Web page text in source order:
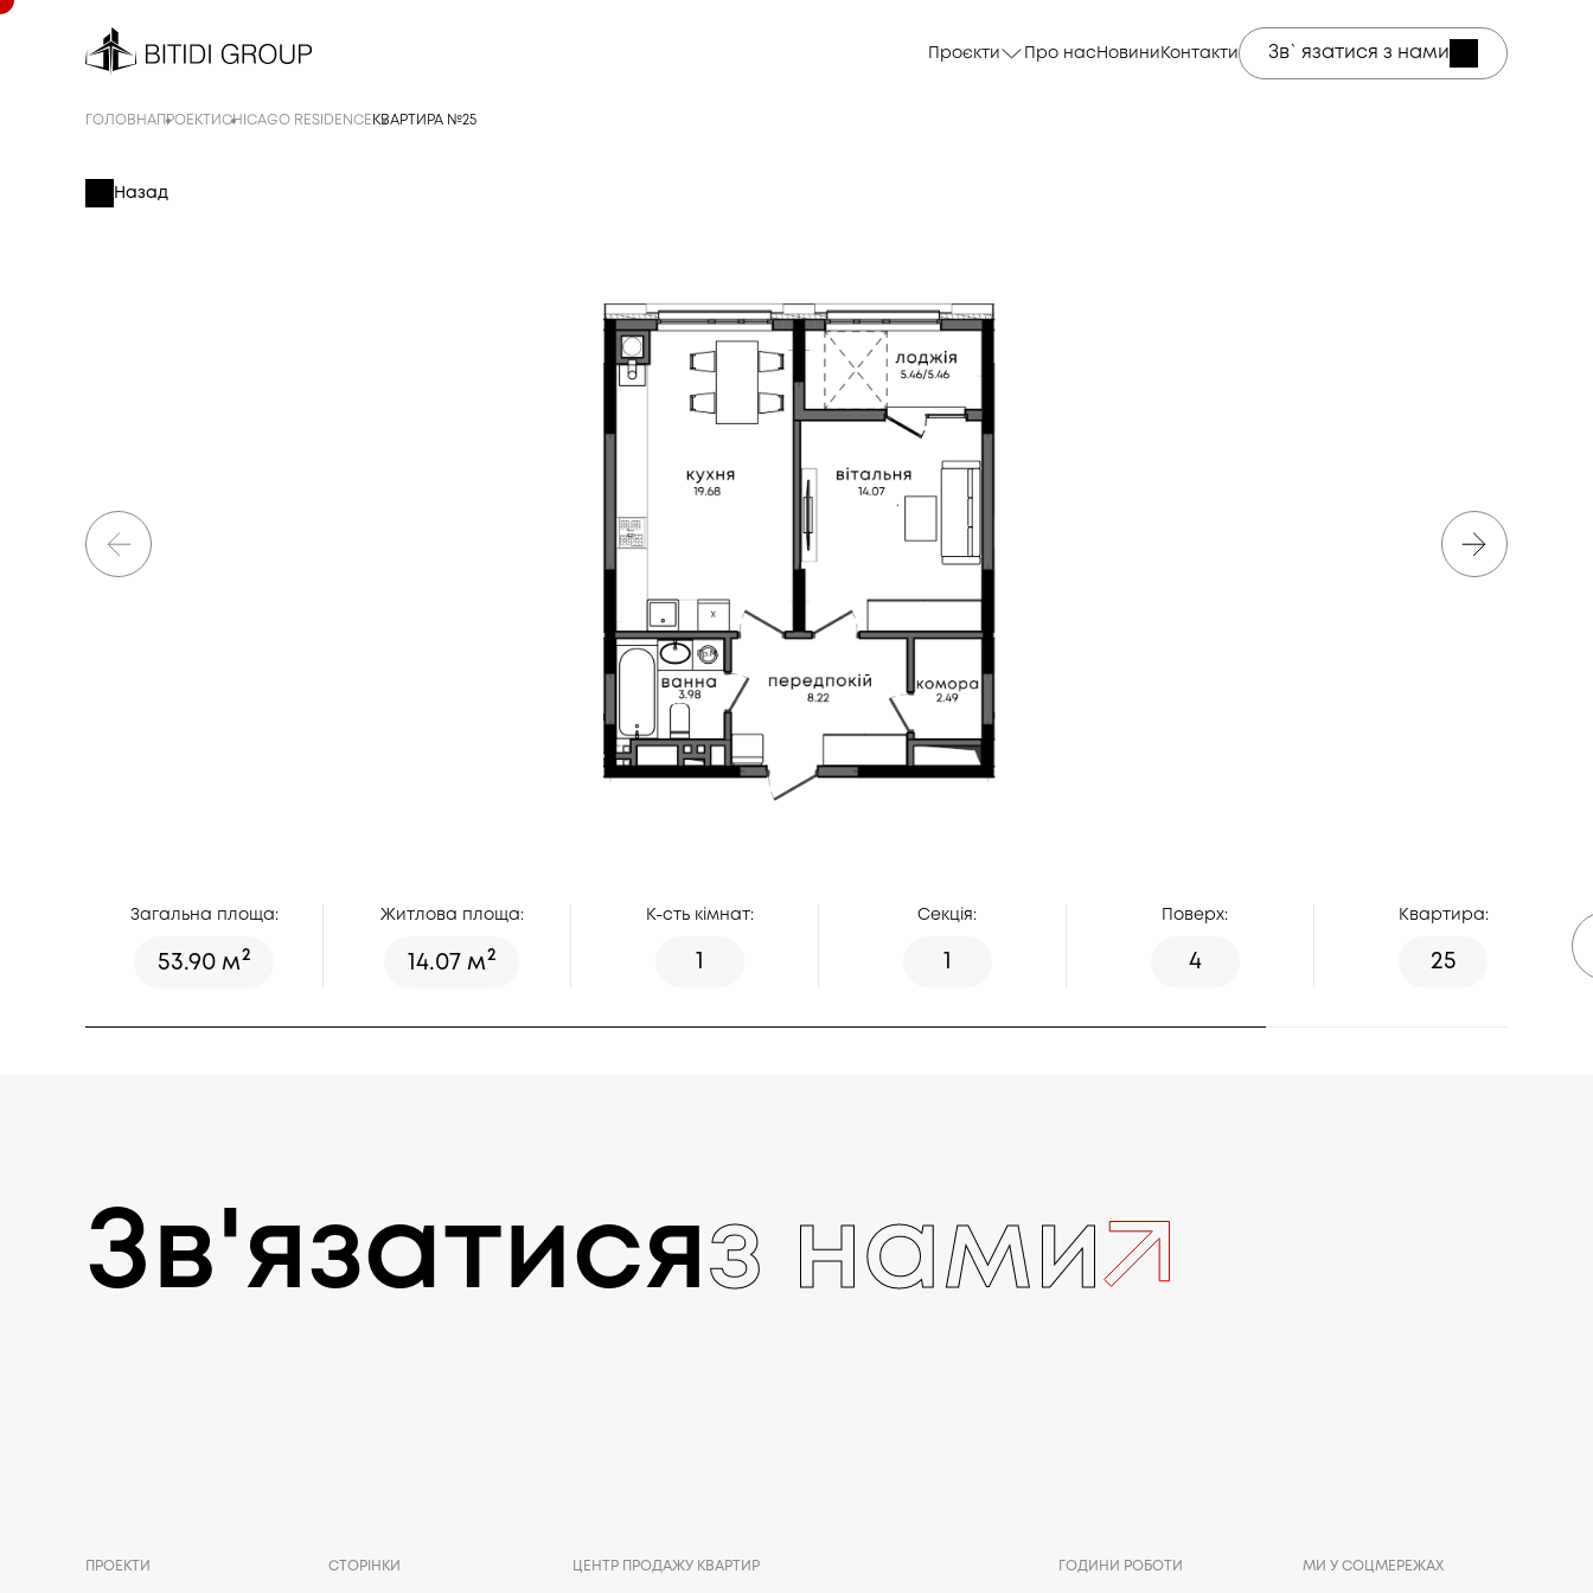
Проєкти Про нас Новини Контакти Зв`язатися з нами
ГОЛОВНА ПРОЕКТИCHICAGO RESIDENCE КВАРТИРА №25
Назад
Загальна площа:
53.90 м2
Житлова площа:
14.07 м2
К-сть кімнат:
1
Секція:
1
Поверх:
4
Квартира:
25
Зв'язатисяз нами
ПРОЕКТИ СТОРІНКИ ЦЕНТР ПРОДАЖУ КВАРТИР ГОДИНИ РОБОТИ МИ У СОЦМЕРЕЖАХ